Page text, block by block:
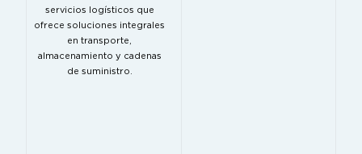
servicios logísticos que
ofrece soluciones integrales
en transporte,
almacenamiento y cadenas
de suministro.